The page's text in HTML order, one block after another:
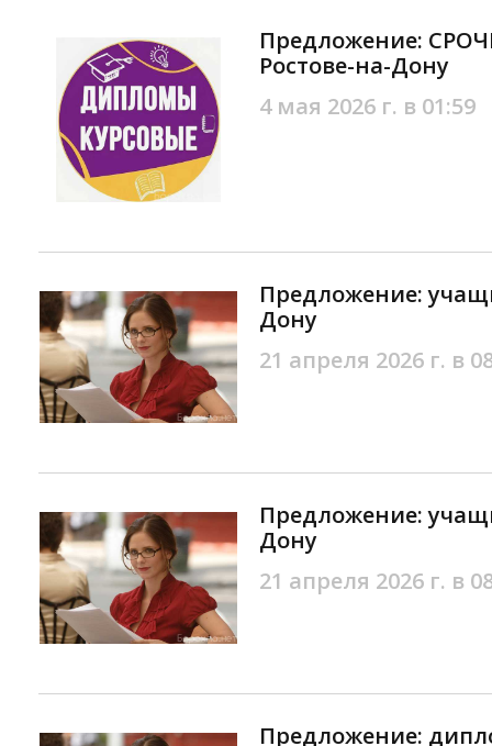
Предложение:
Ростове-на-Дону
4 мая 2026 г. в 01:59
Предложение:
Дону
21 апреля 2026 г. в
Предложение:
Дону
21 апреля 2026 г. в
Предложение: